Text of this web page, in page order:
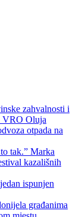
zahvalnosti i
VRO Oluja
otpada na
tak.” Marka
kazališnih
ispunjen
građanima